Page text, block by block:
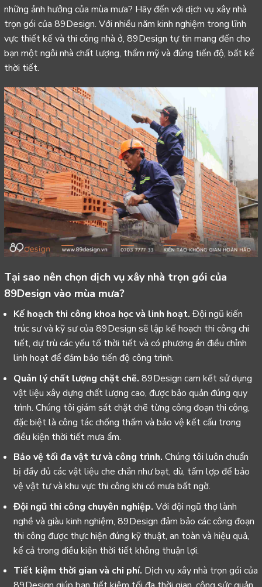
những ảnh hưởng của mùa mưa? Hãy đến với dịch vụ xây nhà
trọn gói của 89Design. Với nhiều năm kinh nghiệm trong lĩnh
vực thiết kế và thi công nhà ở, 89Design tự tin mang đến cho
bạn một ngôi nhà chất lượng, thẩm mỹ và đúng tiến độ, bất kể
thời tiết.
Tại sao nên chọn dịch vụ xây nhà trọn gói của
89Design vào mùa mưa?
Kế hoạch thi công khoa học và linh hoạt. Đội ngũ kiến
trúc sư và kỹ sư của 89Design sẽ lập kế hoạch thi công chi
tiết, dự trù các yếu tố thời tiết và có phương án điều chỉnh
linh hoạt để đảm bảo tiến độ công trình.
Quản lý chất lượng chặt chẽ. 89Design cam kết sử dụng
vật liệu xây dựng chất lượng cao, được bảo quản đúng quy
trình. Chúng tôi giám sát chặt chẽ từng công đoạn thi công,
đặc biệt là công tác chống thấm và bảo vệ kết cấu trong
điều kiện thời tiết mưa ẩm.
Bảo vệ tối đa vật tư và công trình. Chúng tôi luôn chuẩn
bị đầy đủ các vật liệu che chắn như bạt, dù, tấm lợp để bảo
vệ vật tư và khu vực thi công khi có mưa bất ngờ.
Đội ngũ thi công chuyên nghiệp. Với đội ngũ thợ lành
nghề và giàu kinh nghiệm, 89Design đảm bảo các công đoạn
thi công được thực hiện đúng kỹ thuật, an toàn và hiệu quả,
kể cả trong điều kiện thời tiết không thuận lợi.
Tiết kiệm thời gian và chi phí. Dịch vụ xây nhà trọn gói của